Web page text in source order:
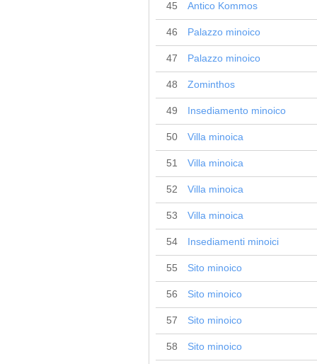
45 Antico Kommos
46 Palazzo minoico
47 Palazzo minoico
48 Zominthos
49 Insediamento minoico
50 Villa minoica
51 Villa minoica
52 Villa minoica
53 Villa minoica
54 Insediamenti minoici
55 Sito minoico
56 Sito minoico
57 Sito minoico
58 Sito minoico